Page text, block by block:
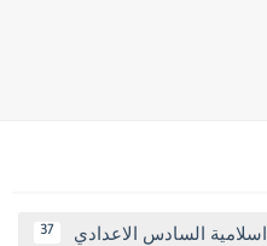
اسلامية السادس الاعدادي 37